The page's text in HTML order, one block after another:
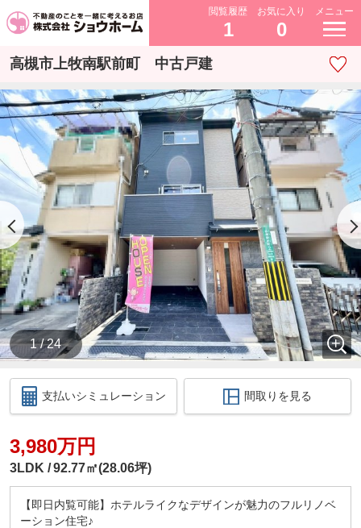
閲覧履歴
1
お気に入り
0
メニュー
高槻市上牧南駅前町 中古戸建
1 / 24
支払いシミュレーション 間取りを見る
3,980万円
3LDK 92.77㎡(28.06坪)
【即日内覧可能】ホテルライクなデザインが魅力のフルリノベ
ーション住宅♪